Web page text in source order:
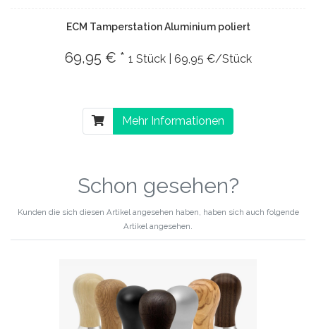
ECM Tamperstation Aluminium poliert
69,95 € * 1 Stück | 69,95 €/Stück
Mehr Informationen
Schon gesehen?
Kunden die sich diesen Artikel angesehen haben, haben sich auch folgende
Artikel angesehen.